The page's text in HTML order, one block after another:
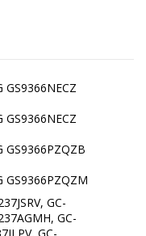
GS9366PZQZB
GS9366PZQZM
GC-
GC-